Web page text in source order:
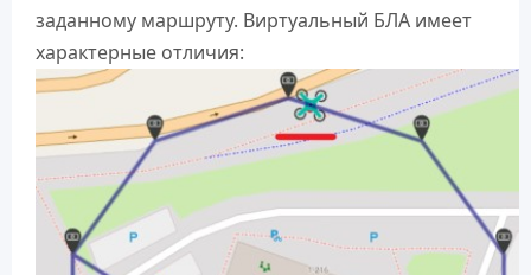
заданному маршруту. Виртуальный БЛА имеет
характерные отличия: